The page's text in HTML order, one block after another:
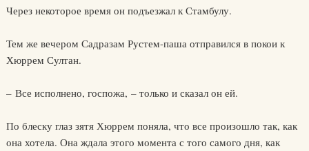
Через некоторое время он подъезжал к Стамбулу.
Тем же вечером Садразам Рустем-паша отправился в покои к
Хюррем Султан.
– Все исполнено, госпожа, – только и сказал он ей.
По блеску глаз зятя Хюррем поняла, что все произошло так, как
она хотела. Она ждала этого момента с того самого дня, как